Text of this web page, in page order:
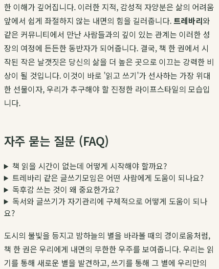
한 이해가 깊어집니다. 이러한 지적, 감성적 자양분은 삶의 어려움
앞에서 쉽게 좌절하지 않는 내면의 힘을 길러줍니다.트레바리와
같은 커뮤니티에서 만난 사람들과의 깊이 있는 관계는 이러한 성
장의 여정에 든든한 동반자가 되어줍니다. 결국, 책 한 권에서 시
작된 작은 날갯짓은 당신의 삶을 더 높은 곳으로 이끄는 강력한 비
상이 될 것입니다. 이것이 바로 '읽고 쓰기'가 선사하는 가장 위대
한 선물이자, 우리가 추구해야 할 진정한 라이프스타일의 모습입
니다.
자주 묻는 질문 (FAQ)
책 읽을 시간이 없는데 어떻게 시작해야 할까요?
트레바리 같은 글쓰기모임은 어떤 사람에게 도움이 되나요?
독후감 쓰는 것이 왜 중요한가요?
독서와 글쓰기가 자기관리에 구체적으로 어떻게 도움이 되나
요?
도시의 불빛을 등지고 밤하늘의 별을 바라볼 때의 경이로움처럼,
책 한 권은 우리에게 내면의 무한한 우주를 보여줍니다. 우리는 읽
기를 통해 새로운 별을 발견하고, 쓰기를 통해 그 별에 우리만의